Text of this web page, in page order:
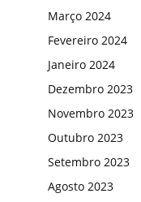
Março 2024
Fevereiro 2024
Janeiro 2024
Dezembro 2023
Novembro 2023
Outubro 2023
Setembro 2023
Agosto 2023